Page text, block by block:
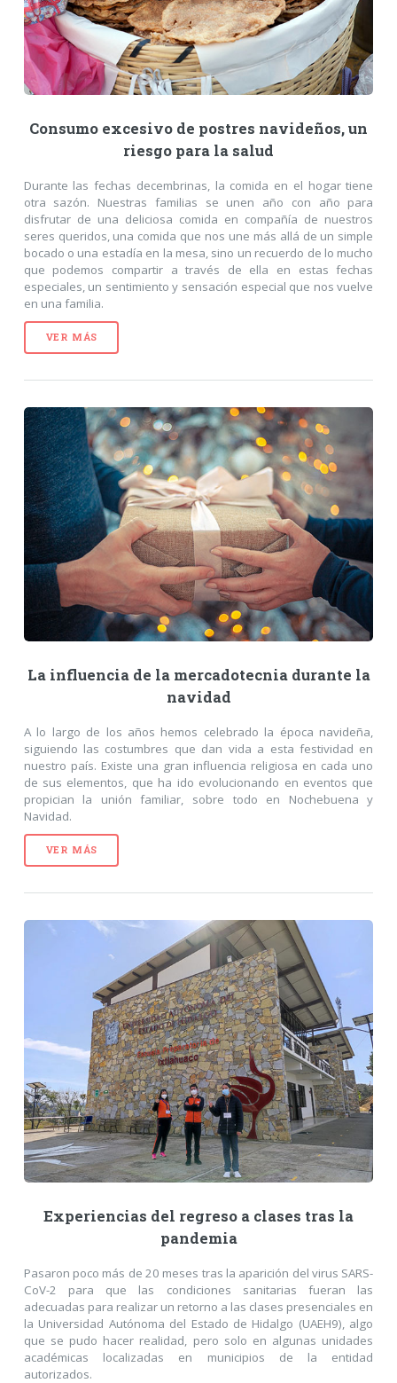
Consumo excesivo de postres navideños, un
riesgo para la salud
Durante las fechas decembrinas, la comida en el hogar tiene
otra sazón. Nuestras familias se unen año con año para
disfrutar de una deliciosa comida en compañía de nuestros
seres queridos, una comida que nos une más allá de un simple
bocado o una estadía en la mesa, sino un recuerdo de lo mucho
que podemos compartir a través de ella en estas fechas
especiales, un sentimiento y sensación especial que nos vuelve
en una familia.
VER MÁS
La influencia de la mercadotecnia durante la
navidad
A lo largo de los años hemos celebrado la época navideña,
siguiendo las costumbres que dan vida a esta festividad en
nuestro país. Existe una gran influencia religiosa en cada uno
de sus elementos, que ha ido evolucionando en eventos que
propician la unión familiar, sobre todo en Nochebuena y
Navidad.
VER MÁS
Experiencias del regreso a clases tras la
pandemia
Pasaron poco más de 20 meses tras la aparición del virus SARS-
CoV-2 para que las condiciones sanitarias fueran las
adecuadas para realizar un retorno a las clases presenciales en
la Universidad Autónoma del Estado de Hidalgo (UAEH9), algo
que se pudo hacer realidad, pero solo en algunas unidades
académicas localizadas en municipios de la entidad
autorizados.